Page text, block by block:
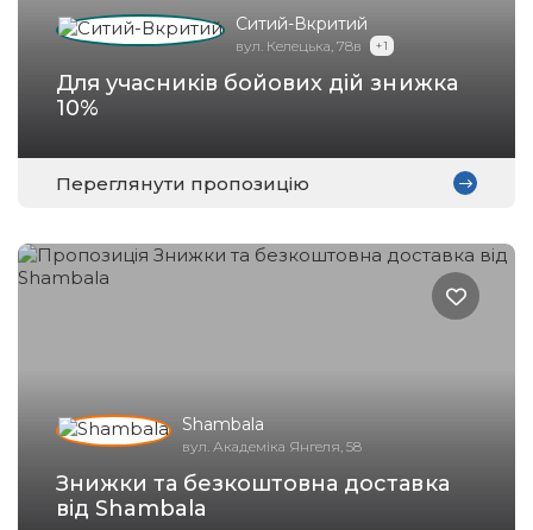
Ситий-Вкритий
вул. Келецька, 78в + 1
Для учасників бойових дій знижка
10%
Переглянути пропозицію
Shambala
вул. Академіка Янгеля, 58
Знижки та безкоштовна доставка
від Shambala
Зареєструватися